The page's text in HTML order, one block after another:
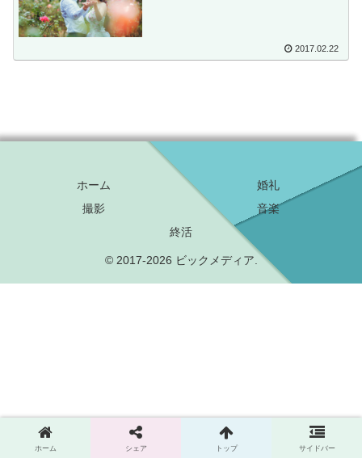
2017.02.22
ホーム
婚礼
撮影
音楽
終活
© 2017-2026 ビックメディア.
ホーム シェア トップ サイドバー